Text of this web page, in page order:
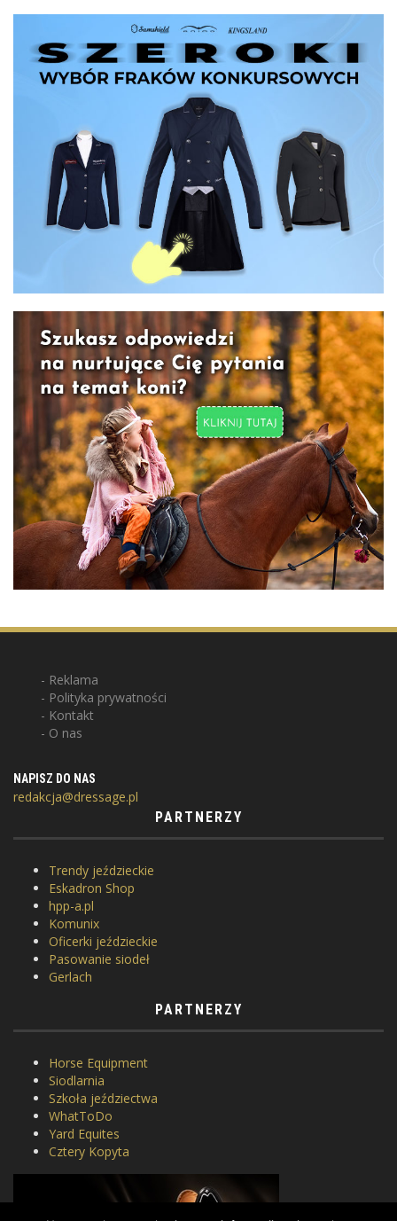
Reklama
Polityka prywatności
Kontakt
O nas
NAPISZ DO NAS
redakcja@dressage.pl
PARTNERZY
Trendy jeździeckie
Eskadron Shop
hpp-a.pl
Komunix
Oficerki jeździeckie
Pasowanie siodeł
Gerlach
PARTNERZY
Horse Equipment
Siodlarnia
Szkoła jeździectwa
WhatToDo
Yard Equites
Cztery Kopyta